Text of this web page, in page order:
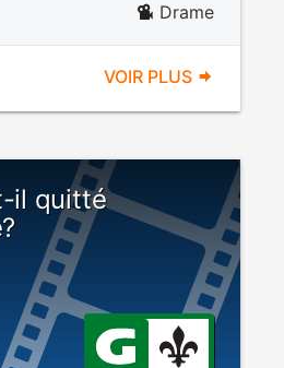
Drame
VOIR PLUS
il quitté